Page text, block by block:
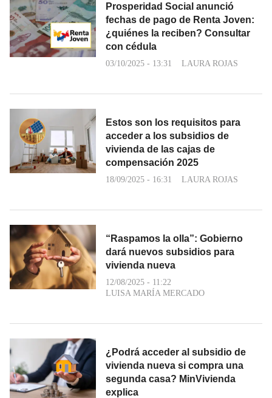
Prosperidad Social anunció
fechas de pago de Renta Joven:
¿quiénes la reciben? Consultar
con cédula
03/10/2025 - 13:31 LAURA ROJAS
Estos son los requisitos para
acceder a los subsidios de
vivienda de las cajas de
compensación 2025
18/09/2025 - 16:31 LAURA ROJAS
“Raspamos la olla”: Gobierno
dará nuevos subsidios para
vivienda nueva
12/08/2025 - 11:22
LUISA MARÍA MERCADO
¿Podrá acceder al subsidio de
vivienda nueva si compra una
segunda casa? MinVivienda
explica